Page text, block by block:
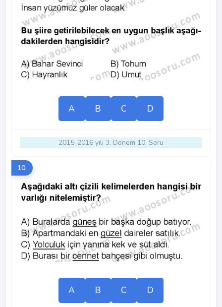
A B C D
2015-2016 yılı 3. Dönem 10. Soru
10.
A B C D